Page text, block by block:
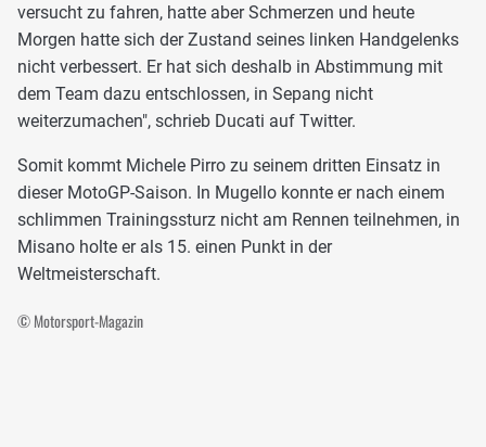
versucht zu fahren, hatte aber Schmerzen und heute
Morgen hatte sich der Zustand seines linken Handgelenks
nicht verbessert. Er hat sich deshalb in Abstimmung mit
dem Team dazu entschlossen, in Sepang nicht
weiterzumachen", schrieb Ducati auf Twitter.
Somit kommt Michele Pirro zu seinem dritten Einsatz in
dieser MotoGP-Saison. In Mugello konnte er nach einem
schlimmen Trainingssturz nicht am Rennen teilnehmen, in
Misano holte er als 15. einen Punkt in der
Weltmeisterschaft.
© Motorsport-Magazin